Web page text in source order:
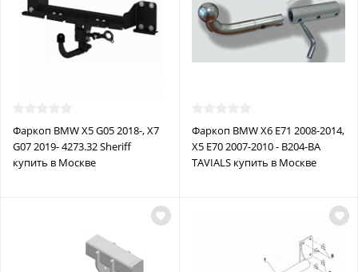
Фаркоп BMW X5 G05 2018-, X7
G07 2019- 4273.32 Sheriff
купить в Москве
Фаркоп BMW X6 E71 2008-2014,
X5 Е70 2007-2010 - B204-BA
TAVIALS купить в Москве